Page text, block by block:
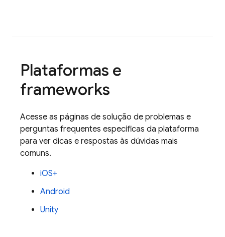
Plataformas e
frameworks
Acesse as páginas de solução de problemas e
perguntas frequentes específicas da plataforma
para ver dicas e respostas às dúvidas mais
comuns.
iOS+
Android
Unity